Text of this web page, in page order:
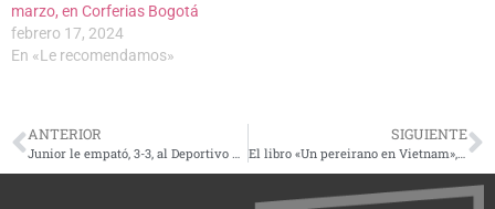
marzo, en Corferias Bogotá
febrero 17, 2024
En «Le recomendamos»
ANTERIOR
Junior le empató, 3-3, al Deportivo Pereira en una polémica jugada al final del partido
SIGUIENTE
El libro «Un pereirano en Vietnam», se lanzará el martes 27 de febrero en Pereira